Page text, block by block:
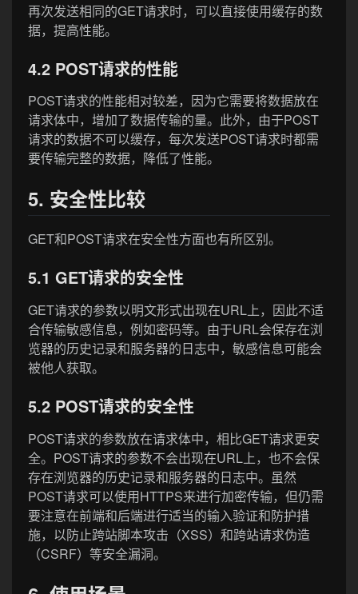
再次发送相同的GET请求时，可以直接使用缓存的数
据，提高性能。
4.2 POST请求的性能
POST请求的性能相对较差，因为它需要将数据放在
请求体中，增加了数据传输的量。此外，由于POST
请求的数据不可以缓存，每次发送POST请求时都需
要传输完整的数据，降低了性能。
5. 安全性比较
GET和POST请求在安全性方面也有所区别。
5.1 GET请求的安全性
GET请求的参数以明文形式出现在URL上，因此不适
合传输敏感信息，例如密码等。由于URL会保存在浏
览器的历史记录和服务器的日志中，敏感信息可能会
被他人获取。
5.2 POST请求的安全性
POST请求的参数放在请求体中，相比GET请求更安
全。POST请求的参数不会出现在URL上，也不会保
存在浏览器的历史记录和服务器的日志中。虽然
POST请求可以使用HTTPS来进行加密传输，但仍需
要注意在前端和后端进行适当的输入验证和防护措
施，以防止跨站脚本攻击（XSS）和跨站请求伪造
（CSRF）等安全漏洞。